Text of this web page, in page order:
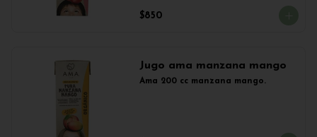
$850
Jugo ama manzana mango
Ama 200 cc manzana mango.